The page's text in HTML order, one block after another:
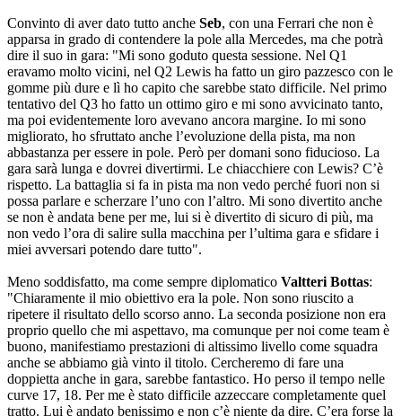
Convinto di aver dato tutto anche Seb, con una Ferrari che non è
apparsa in grado di contendere la pole alla Mercedes, ma che potrà
dire il suo in gara: "Mi sono goduto questa sessione. Nel Q1
eravamo molto vicini, nel Q2 Lewis ha fatto un giro pazzesco con le
gomme più dure e lì ho capito che sarebbe stato difficile. Nel primo
tentativo del Q3 ho fatto un ottimo giro e mi sono avvicinato tanto,
ma poi evidentemente loro avevano ancora margine. Io mi sono
migliorato, ho sfruttato anche l’evoluzione della pista, ma non
abbastanza per essere in pole. Però per domani sono fiducioso. La
gara sarà lunga e dovrei divertirmi. Le chiacchiere con Lewis? C’è
rispetto. La battaglia si fa in pista ma non vedo perché fuori non si
possa parlare e scherzare l’uno con l’altro. Mi sono divertito anche
se non è andata bene per me, lui si è divertito di sicuro di più, ma
non vedo l’ora di salire sulla macchina per l’ultima gara e sfidare i
miei avversari potendo dare tutto".
Meno soddisfatto, ma come sempre diplomatico Valtteri Bottas:
"Chiaramente il mio obiettivo era la pole. Non sono riuscito a
ripetere il risultato dello scorso anno. La seconda posizione non era
proprio quello che mi aspettavo, ma comunque per noi come team è
buono, manifestiamo prestazioni di altissimo livello come squadra
anche se abbiamo già vinto il titolo. Cercheremo di fare una
doppietta anche in gara, sarebbe fantastico. Ho perso il tempo nelle
curve 17, 18. Per me è stato difficile azzeccare completamente quel
tratto. Lui è andato benissimo e non c’è niente da dire. C’era forse la